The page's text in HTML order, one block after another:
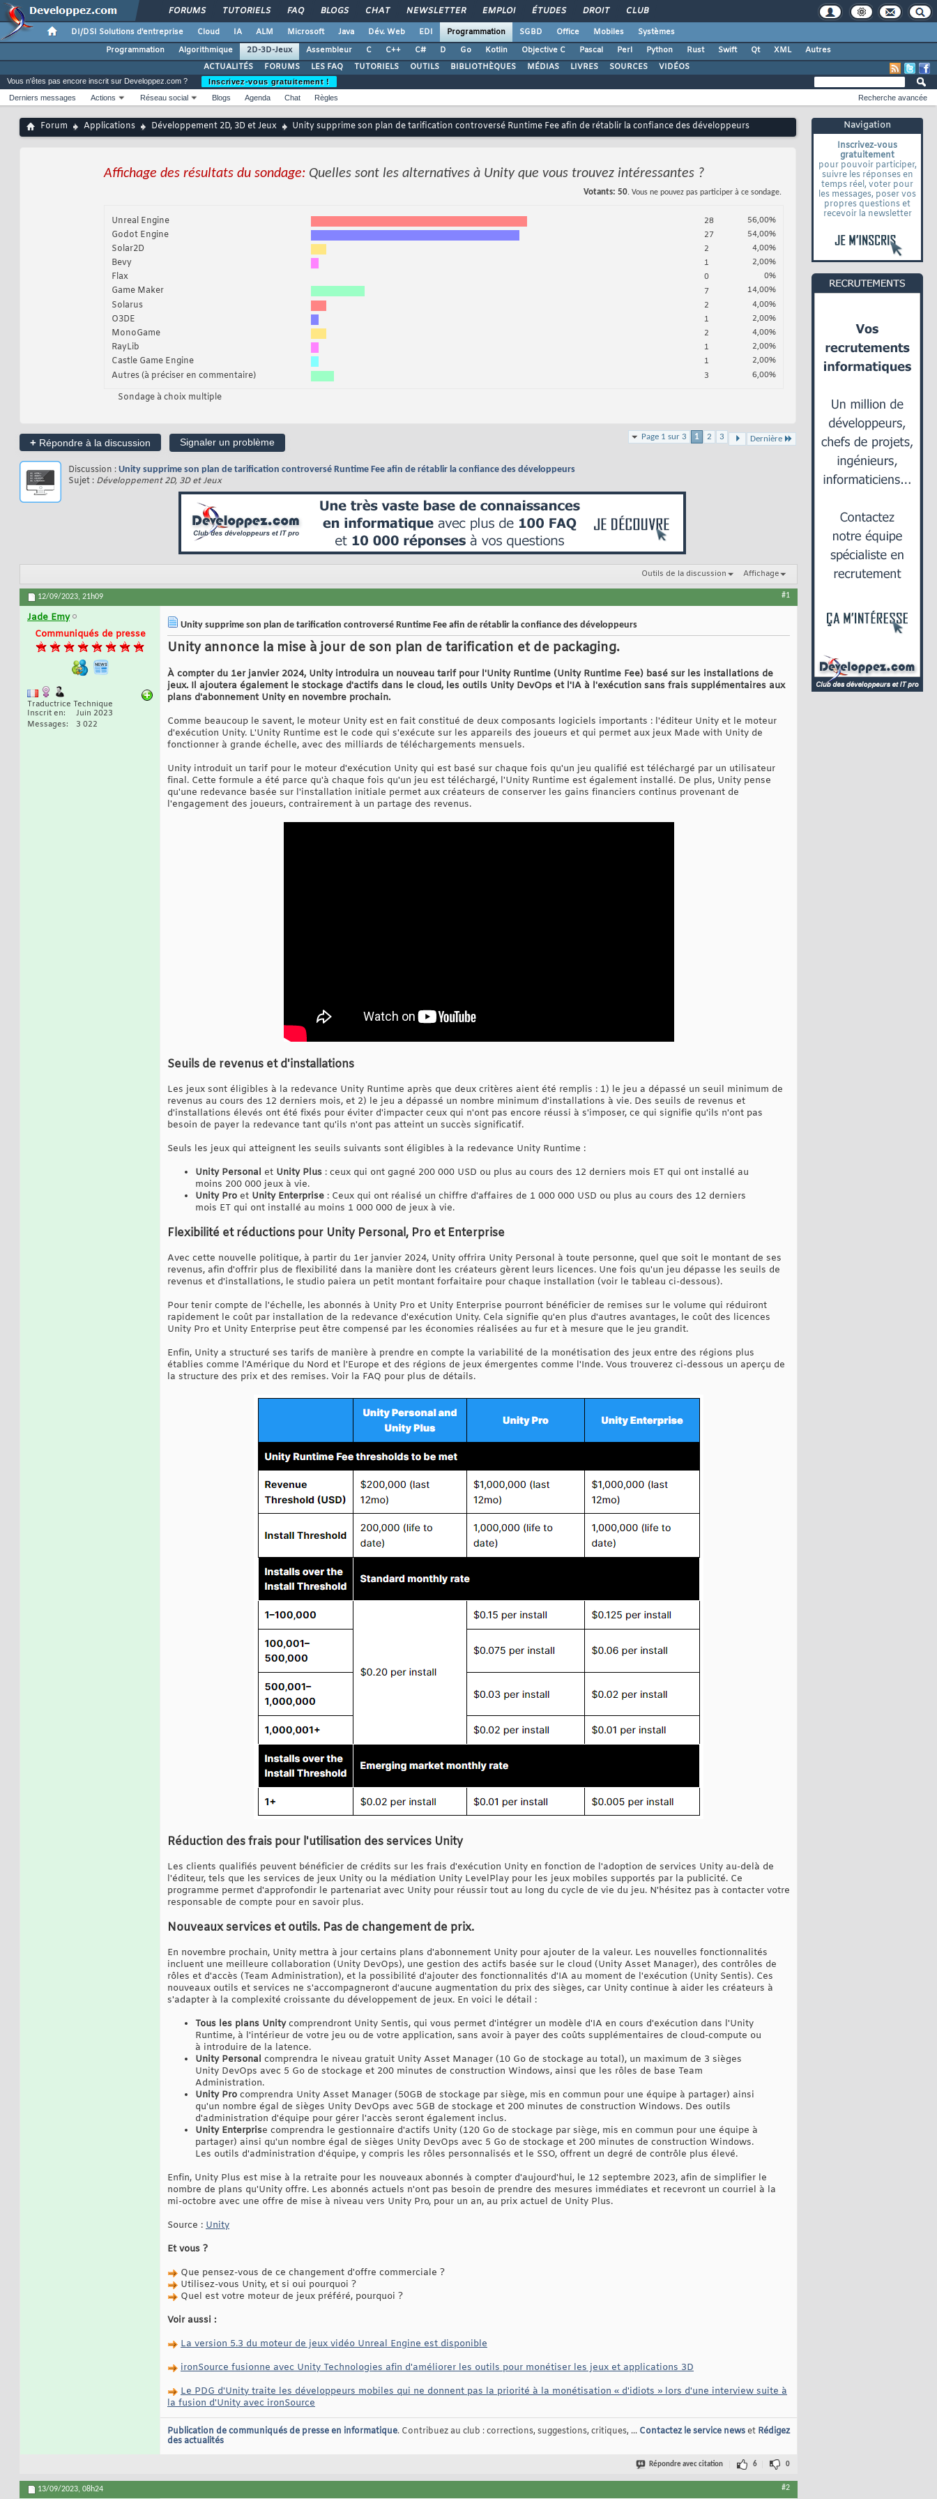
FORUMS TUTORIELS FAQ BLOGS CHAT NEWSLETTER EMPLOI ÉTUDES DROIT CLUB
DI/DSI Solutions d'entreprise Cloud IA ALM Microsoft Java Dév. Web EDI Programmation SGBD Office Mobiles
Systèmes
Programmation
Algorithmique 2D-3D-Jeux Assembleur C C++ C# D Go Kotlin Objective C Pascal Perl Python Rust Swift Qt XML
Autres
ACTUALITÉS
FORUMS LES FAQ TUTORIELS OUTILS BIBLIOTHÈQUES MÉDIAS LIVRES SOURCES VIDÉOS
Navigation
Inscrivez-vous
gratuitement
pour pouvoir participer,
suivre les réponses en
temps réel, voter pour
les messages, poser vos
propres questions et
recevoir la newsletter
Vous n'êtes pas encore inscrit sur Developpez.com ?
Inscrivez-vous gratuitement !
Derniers messages
Actions Réseau social Blogs Agenda Chat Règles Recherche avancée
Forum Applications Développement 2D, 3D et Jeux Unity supprime son plan de tarification controversé Runtime Fee afin de rétablir la confiance des développeurs
Affichage des résultats du sondage: Quelles sont les alternatives à Unity que vous trouvez intéressantes ?
Votants 50. Vous ne pouvez pas participer à ce sondage.
Unreal Engine 28 56,00%
Godot Engine 27 54,00%
Solar2D 2 4,00%
Bevy 1 2,00%
Flax 0 0%
Game Maker 7 14,00%
Solarus 2 4,00%
O3DE 1 2,00%
MonoGame 2 4,00%
RayLib 1 2,00%
Castle Game Engine 1 2,00%
Autres (à préciser en commentaire) 3 6,00%
Sondage à choix multiple
+ Répondre à la discussion Signaler un problème Page 1 sur 3 1 2 3 Dernière
Discussion : Unity supprime son plan de tarification controversé Runtime Fee afin de rétablir la confiance des développeurs
Sujet : Développement 2D, 3D et Jeux
Outils de la discussion Affichage
12/09/2023, 21h09 #1
Jade Emy
Communiqués de presse
Traductrice Technique
Inscrit en
Juin 2023
Messages
3 022
Unity supprime son plan de tarification controversé Runtime Fee afin de rétablir la confiance des développeurs
Unity annonce la mise à jour de son plan de tarification et de packaging.
À compter du 1er janvier 2024, Unity introduira un nouveau tarif pour l'Unity Runtime (Unity Runtime Fee) basé sur les installations de
jeux. Il ajoutera également le stockage d'actifs dans le cloud, les outils Unity DevOps et l'IA à l'exécution sans frais supplémentaires aux
plans d'abonnement Unity en novembre prochain.
Comme beaucoup le savent, le moteur Unity est en fait constitué de deux composants logiciels importants : l'éditeur Unity et le moteur
d'exécution Unity. L'Unity Runtime est le code qui s'exécute sur les appareils des joueurs et qui permet aux jeux Made with Unity de
fonctionner à grande échelle, avec des milliards de téléchargements mensuels.
Unity introduit un tarif pour le moteur d'exécution Unity qui est basé sur chaque fois qu'un jeu qualifié est téléchargé par un utilisateur
final. Cette formule a été parce qu'à chaque fois qu'un jeu est téléchargé, l'Unity Runtime est également installé. De plus, Unity pense
qu'une redevance basée sur l'installation initiale permet aux créateurs de conserver les gains financiers continus provenant de
l'engagement des joueurs, contrairement à un partage des revenus.
Seuils de revenus et d'installations
Les jeux sont éligibles à la redevance Unity Runtime après que deux critères aient été remplis : 1) le jeu a dépassé un seuil minimum de
revenus au cours des 12 derniers mois, et 2) le jeu a dépassé un nombre minimum d'installations à vie. Des seuils de revenus et
d'installations élevés ont été fixés pour éviter d'impacter ceux qui n'ont pas encore réussi à s'imposer, ce qui signifie qu'ils n'ont pas
besoin de payer la redevance tant qu'ils n'ont pas atteint un succès significatif.
Seuls les jeux qui atteignent les seuils suivants sont éligibles à la redevance Unity Runtime :
Unity Personal et Unity Plus : ceux qui ont gagné 200 000 USD ou plus au cours des 12 derniers mois ET qui ont installé au
moins 200 000 jeux à vie.
Unity Pro et Unity Enterprise : Ceux qui ont réalisé un chiffre d'affaires de 1 000 000 USD ou plus au cours des 12 derniers
mois ET qui ont installé au moins 1 000 000 de jeux à vie.
Flexibilité et réductions pour Unity Personal, Pro et Enterprise
Avec cette nouvelle politique, à partir du 1er janvier 2024, Unity offrira Unity Personal à toute personne, quel que soit le montant de ses
revenus, afin d'offrir plus de flexibilité dans la manière dont les créateurs gèrent leurs licences. Une fois qu'un jeu dépasse les seuils de
revenus et d'installations, le studio paiera un petit montant forfaitaire pour chaque installation (voir le tableau ci-dessous).
Pour tenir compte de l'échelle, les abonnés à Unity Pro et Unity Enterprise pourront bénéficier de remises sur le volume qui réduiront
rapidement le coût par installation de la redevance d'exécution Unity. Cela signifie qu'en plus d'autres avantages, le coût des licences
Unity Pro et Unity Enterprise peut être compensé par les économies réalisées au fur et à mesure que le jeu grandit.
Enfin, Unity a structuré ses tarifs de manière à prendre en compte la variabilité de la monétisation des jeux entre des régions plus
établies comme l'Amérique du Nord et l'Europe et des régions de jeux émergentes comme l'Inde. Vous trouverez ci-dessous un aperçu de
la structure des prix et des remises. Voir la FAQ pour plus de détails.
Réduction des frais pour l'utilisation des services Unity
Les clients qualifiés peuvent bénéficier de crédits sur les frais d'exécution Unity en fonction de l'adoption de services Unity au-delà de
l'éditeur, tels que les services de jeux Unity ou la médiation Unity LevelPlay pour les jeux mobiles supportés par la publicité. Ce
programme permet d'approfondir le partenariat avec Unity pour réussir tout au long du cycle de vie du jeu. N'hésitez pas à contacter votre
responsable de compte pour en savoir plus.
Nouveaux services et outils. Pas de changement de prix.
En novembre prochain, Unity mettra à jour certains plans d'abonnement Unity pour ajouter de la valeur. Les nouvelles fonctionnalités
incluent une meilleure collaboration (Unity DevOps), une gestion des actifs basée sur le cloud (Unity Asset Manager), des contrôles de
rôles et d'accès (Team Administration), et la possibilité d'ajouter des fonctionnalités d'IA au moment de l'exécution (Unity Sentis). Ces
nouveaux outils et services ne s'accompagneront d'aucune augmentation du prix des sièges, car Unity continue à aider les créateurs à
s'adapter à la complexité croissante du développement de jeux. En voici le détail :
Tous les plans Unitycomprendront Unity Sentis, qui vous permet d'intégrer un modèle d'IA en cours d'exécution dans l'Unity
Runtime, à l'intérieur de votre jeu ou de votre application, sans avoir à payer des coûts supplémentaires de cloud-compute ou
à introduire de la latence.
Unity Personal comprendra le niveau gratuit Unity Asset Manager (10 Go de stockage au total), un maximum de 3 sièges
Unity DevOps avec 5 Go de stockage et 200 minutes de construction Windows, ainsi que les rôles de base Team
Administration.
Unity Pro comprendra Unity Asset Manager (50GB de stockage par siège, mis en commun pour une équipe à partager) ainsi
qu'un nombre égal de sièges Unity DevOps avec 5GB de stockage et 200 minutes de construction Windows. Des outils
d'administration d'équipe pour gérer l'accès seront également inclus.
Unity Enterprise comprendra le gestionnaire d'actifs Unity (120 Go de stockage par siège, mis en commun pour une équipe à
partager) ainsi qu'un nombre égal de sièges Unity DevOps avec 5 Go de stockage et 200 minutes de construction Windows.
Les outils d'administration d'équipe, y compris les rôles personnalisés et le SSO, offrent un degré de contrôle plus élevé.
Enfin, Unity Plus est mise à la retraite pour les nouveaux abonnés à compter d'aujourd'hui, le 12 septembre 2023, afin de simplifier le
nombre de plans qu'Unity offre. Les abonnés actuels n'ont pas besoin de prendre des mesures immédiates et recevront un courriel à la
mi-octobre avec une offre de mise à niveau vers Unity Pro, pour un an, au prix actuel de Unity Plus.
Source : Unity
Et vous ?
Que pensez-vous de ce changement d'offre commerciale ?
Utilisez-vous Unity, et si oui pourquoi ?
Quel est votre moteur de jeux préféré, pourquoi ?
Voir aussi :
La version 5.3 du moteur de jeux vidéo Unreal Engine est disponible
ironSource fusionne avec Unity Technologies afin d'améliorer les outils pour monétiser les jeux et applications 3D
Le PDG d'Unity traite les développeurs mobiles qui ne donnent pas la priorité à la monétisation « d'idiots » lors d'une interview suite à
la fusion d'Unity avec ironSource
Publication de communiqués de presse en informatique. Contribuez au club : corrections, suggestions, critiques, ... Contactez le service newset Rédigez
des actualités
Répondre avec citation 6 0
13/09/2023, 08h24 #2